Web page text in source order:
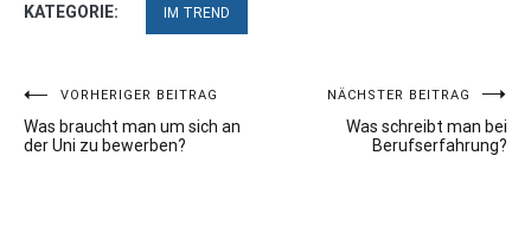
KATEGORIE: IM TREND
Beitragsnavigation
VORHERIGER BEITRAG
Was braucht man um sich an
der Uni zu bewerben?
NÄCHSTER BEITRAG
Was schreibt man bei
Berufserfahrung?